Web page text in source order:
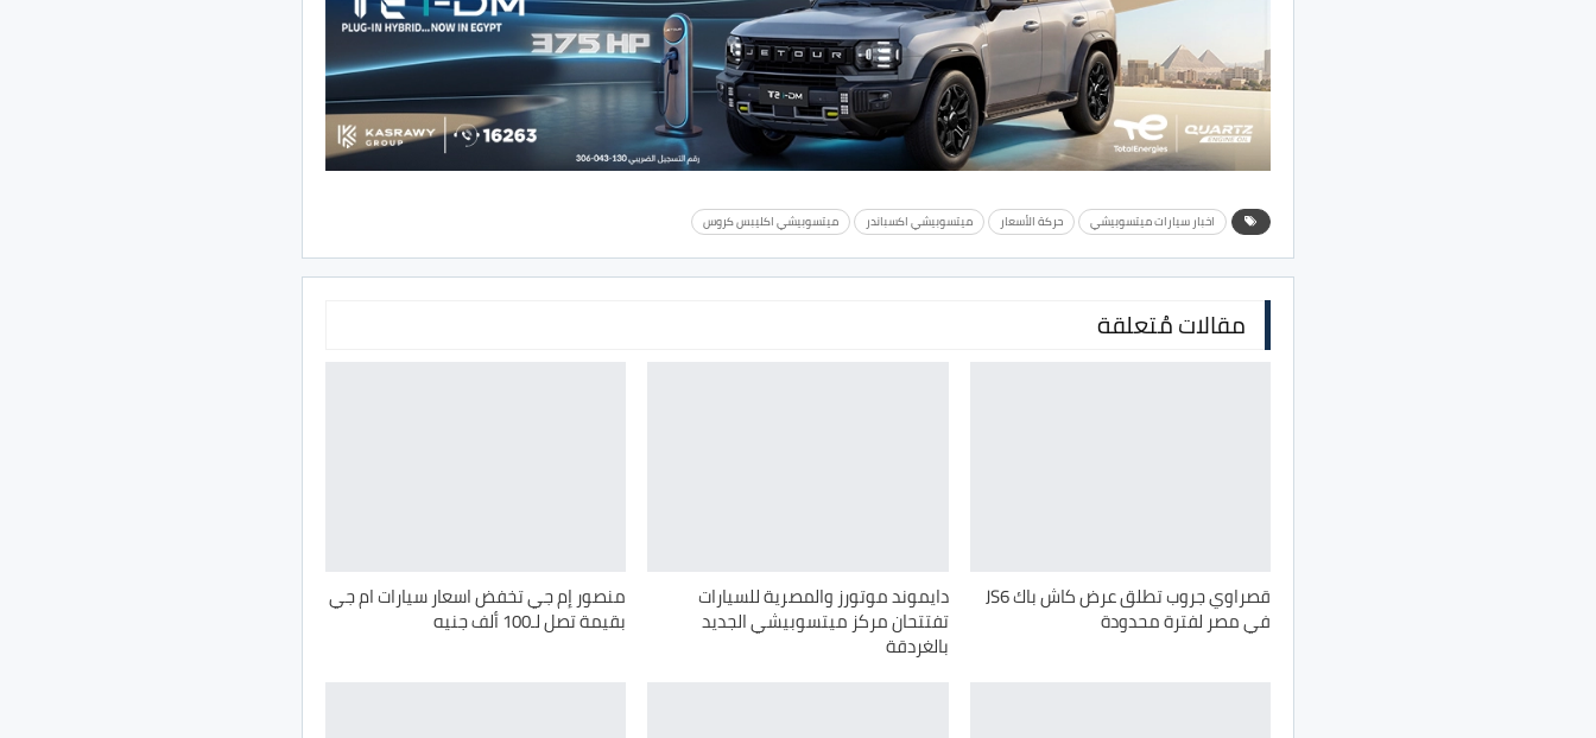
اخبار سيارات ميتسوبيشي حركة الأسعار ميتسوبيشي اكسباندر ميتسوبيشي اكليبس كروس
مقالات مُتعلقة
قصراوي جروب تطلق عرض كاش باك JS6
في مصر لفترة محدودة
دايموند موتورز والمصرية للسيارات
تفتتحان مركز ميتسوبيشي الجديد
بالغردقة
منصور إم جي تخفض اسعار سيارات ام جي
بقيمة تصل لـ100 ألف جنيه